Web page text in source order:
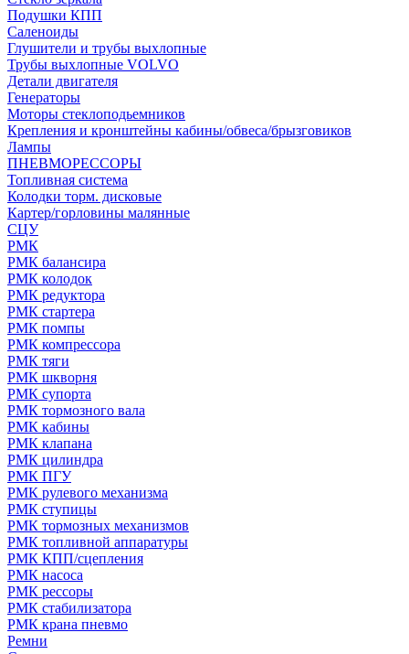
Подушки КПП
Саленоиды
Глушители и трубы выхлопные
Трубы выхлопные VOLVO
Детали двигателя
Генераторы
Моторы стеклоподьемников
Крепления и кронштейны кабины/обвеса/брызговиков
Лампы
ПНЕВМОРЕССОРЫ
Топливная система
Колодки торм. дисковые
Картер/горловины малянные
СЦУ
РМК
РМК балансира
РМК колодок
РМК редуктора
РМК стартера
РМК помпы
РМК компрессора
РМК тяги
РМК шкворня
РМК супорта
РМК тормозного вала
РМК кабины
РМК клапана
РМК цилиндра
РМК ПГУ
РМК рулевого механизма
РМК ступицы
РМК тормозных механизмов
РМК топливной аппаратуры
РМК КПП/сцепления
РМК насоса
РМК рессоры
РМК стабилизатора
РМК крана пневмо
Ремни